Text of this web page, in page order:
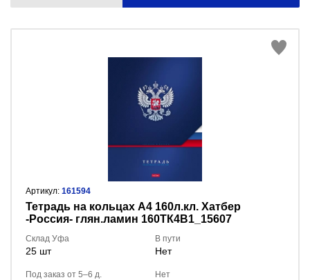
Артикул: 161594
Тетрадь на кольцах А4 160л.кл. Хатбер
-Россия- глян.ламин 160ТК4В1_15607
Склад Уфа
25 шт
В пути
Нет
Под заказ от 5–6 д. Нет